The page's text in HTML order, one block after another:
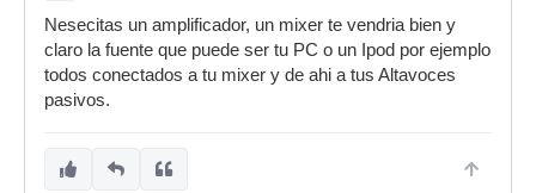
Nesecitas un amplificador, un mixer te vendria bien y
claro la fuente que puede ser tu PC o un Ipod por ejemplo
todos conectados a tu mixer y de ahi a tus Altavoces
pasivos.